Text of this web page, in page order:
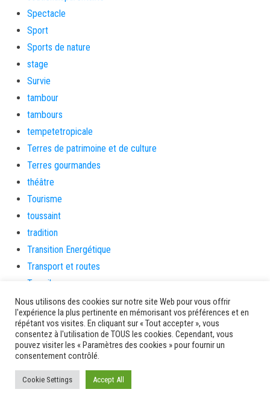
Spectacle
Sport
Sports de nature
stage
Survie
tambour
tambours
tempetetropicale
Terres de patrimoine et de culture
Terres gourmandes
théâtre
Tourisme
toussaint
tradition
Transition Energétique
Transport et routes
Travail
Travaux
Travaux THD
travaux utiles
TSUNAMI
TZCLD
uncategorized
Nous utilisons des cookies sur notre site Web pour vous offrir
l'expérience la plus pertinente en mémorisant vos préférences et en
répétant vos visites. En cliquant sur « Tout accepter », vous
consentez à l'utilisation de TOUS les cookies. Cependant, vous
pouvez visiter les « Paramètres des cookies » pour fournir un
consentement contrôlé.
Cookie Settings Accept All